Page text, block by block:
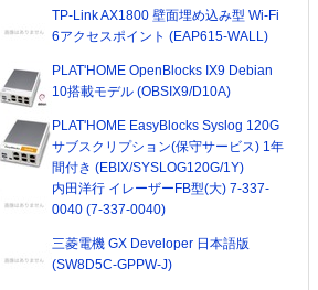
TP-Link AX1800 壁面埋め込み型 Wi-Fi
6アクセスポイント (EAP615-WALL)
PLAT'HOME OpenBlocks IX9 Debian
10搭載モデル (OBSIX9/D10A)
PLAT'HOME EasyBlocks Syslog 120G
サブスクリプション(保守サービス) 1年
間付き (EBIX/SYSLOG120G/1Y)
内田洋行 イレーザーFB型(大) 7-337-
0040 (7-337-0040)
三菱電機 GX Developer 日本語版
(SW8D5C-GPPW-J)